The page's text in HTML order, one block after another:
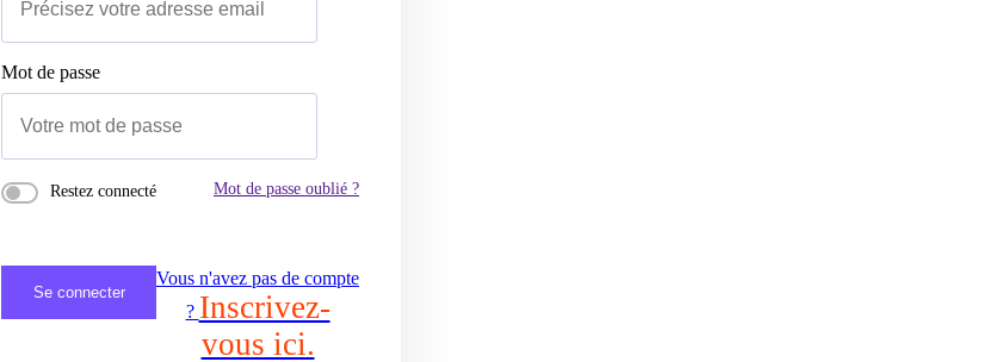
Mot de passe
Restez connecté Mot de passe oublié ?
Se connecter
Vous n'avez pas de compte
? Inscrivez-
vous ici.